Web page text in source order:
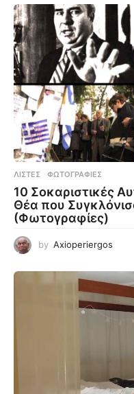
ΛΊΣΤΕΣ ,ΦΩΤΟΓΡΑΦΊΕΣ
10 Σοκαριστικές
Θέα που
(Φωτογραφίες)
by Axioperiergos